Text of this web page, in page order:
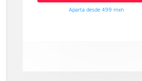
Aparta desde 499 mxn